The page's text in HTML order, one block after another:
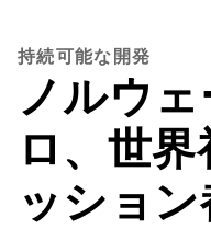
持続可能な開発
ノルウ
ロ、世
ッショ